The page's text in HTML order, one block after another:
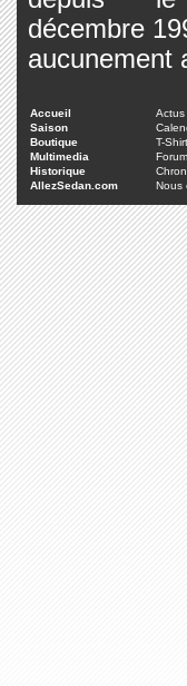
aucunement
Accueil Actus
Saison
Boutique
T-
Multimedia
Forum
Historique
AllezSedan.com
Nous